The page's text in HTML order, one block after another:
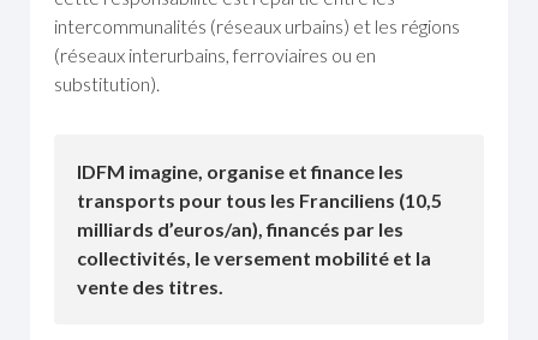
intercommunalités (réseaux urbains) et les régions
(réseaux interurbains, ferroviaires ou en
substitution).
IDFM imagine, organise et finance les
transports pour tous les Franciliens (10,5
milliards d’euros/an), financés par les
collectivités, le versement mobilité et la
vente des titres.